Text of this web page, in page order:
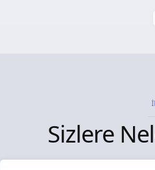
Sizlere